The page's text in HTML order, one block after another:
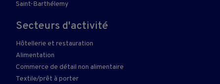
Saint-Barthélemy
Secteurs d'activité
Hôtellerie et restauration
Alimentation
Commerce de détail non alimentaire
Textile/prêt à porter